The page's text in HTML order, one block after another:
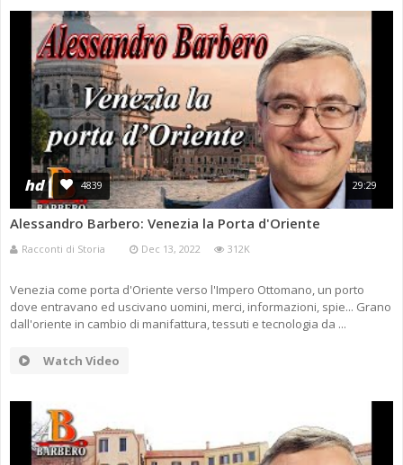
hd 4839 29:29
Alessandro Barbero: Venezia la Porta d'Oriente
Racconti di Storia Dec 13, 2022 312K
Venezia come porta d'Oriente verso l'Impero Ottomano, un porto
dove entravano ed uscivano uomini, merci, informazioni, spie... Grano
dall'oriente in cambio di manifattura, tessuti e tecnologia da ...
Watch Video